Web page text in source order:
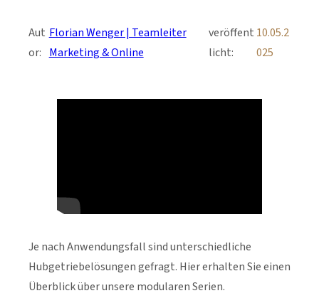
Aut
or:
Florian Wenger | Teamleiter
Marketing & Online
veröffent
licht:
10.05.2
025
Je nach Anwendungsfall sind unterschiedliche
Hubgetriebelösungen gefragt. Hier erhalten Sie einen
Überblick über unsere modularen Serien.